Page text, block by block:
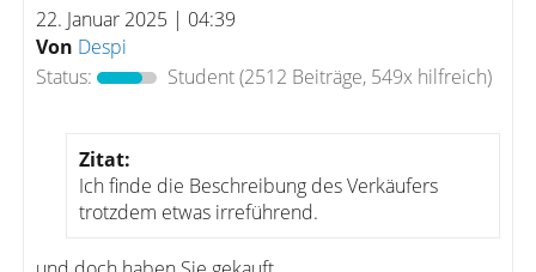
22. Januar 2025 | 04:39
Von Despi
Status:
Student(2512 Beiträge, 549x hilfreich)
Zitat:
Ich finde die Beschreibung des Verkäufers
trotzdem etwas irreführend.